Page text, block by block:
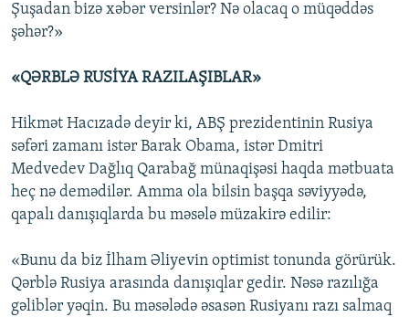
Şuşadan bizə xəbər versinlər? Nə olacaq o müqəddəs
şəhər?»
«QƏRBLƏ RUSİYA RAZILAŞIBLAR»
Hikmət Hacızadə deyir ki, ABŞ prezidentinin Rusiya
səfəri zamanı istər Barak Obama, istər Dmitri
Medvedev Dağlıq Qarabağ münaqişəsi haqda mətbuata
heç nə demədilər. Amma ola bilsin başqa səviyyədə,
qapalı danışıqlarda bu məsələ müzakirə edilir:
«Bunu da biz İlham Əliyevin optimist tonunda görürük.
Qərblə Rusiya arasında danışıqlar gedir. Nəsə razılığa
gəliblər yəqin. Bu məsələdə əsasən Rusiyanı razı salmaq